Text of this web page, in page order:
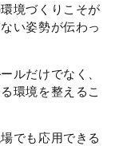
境づくりこそが
い姿勢が伝わっ
ルだけでなく、
環境を整えるこ
でも応用できる